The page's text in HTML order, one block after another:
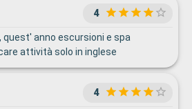
4
quest' anno escursioni e spa
attività solo in inglese
4